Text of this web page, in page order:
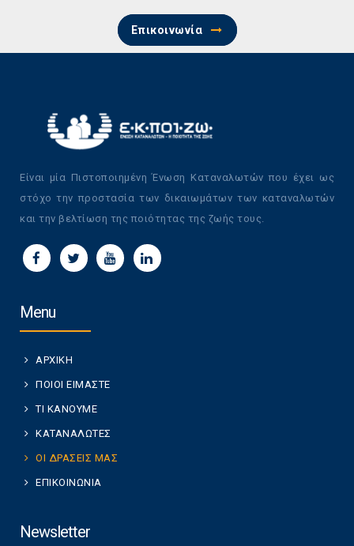
Επικοινωνία
Είναι μία Πιστοποιημένη Ένωση Καταναλωτών που έχει ως
στόχο την προστασία των δικαιωμάτων των καταναλωτών
και την βελτίωση της ποιότητας της ζωής τους.
Menu
ΑΡΧΙΚΗ
ΠΟΙΟΙ ΕΙΜΑΣΤΕ
ΤΙ ΚΑΝΟΥΜΕ
ΚΑΤΑΝΑΛΩΤΕΣ
ΟΙ ΔΡΑΣΕΙΣ ΜΑΣ
ΕΠΙΚΟΙΝΩΝΙΑ
Newsletter